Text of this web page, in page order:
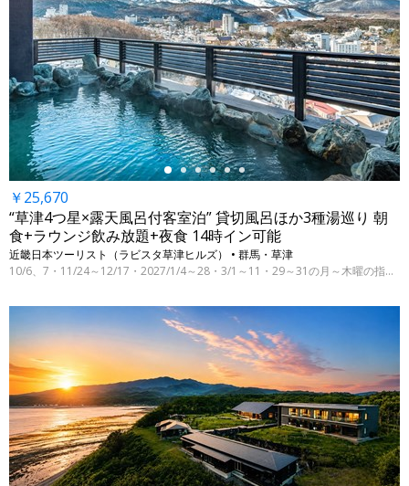
←
￥25,670
“草津4つ星×露天風呂付客室泊” 貸切風呂ほか3種湯巡り 朝
食+ラウンジ飲み放題+夜食 14時イン可能
近畿日本ツーリスト（ラビスタ草津ヒルズ） • 群馬・草津
10/6、7・11/24～12/17・2027/1/4～28・3/1～11・29～31の月～木曜の指定日